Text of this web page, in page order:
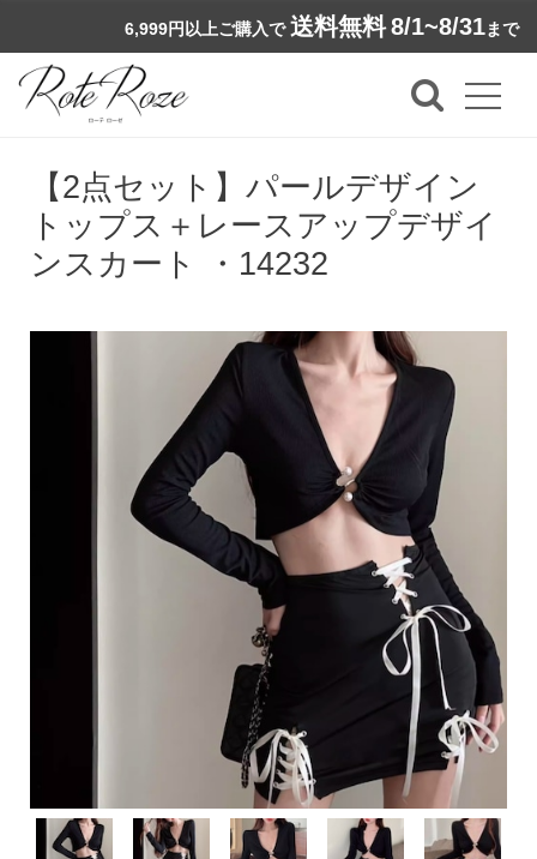
6,999円以上ご購入で 送料無料8/1~8/31まで
【2点セット】パールデザイン
トップス＋レースアップデザイ
ンスカート ・14232